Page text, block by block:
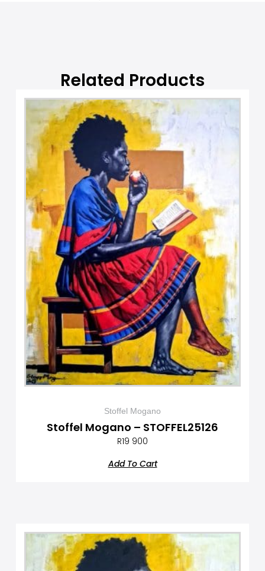
Related Products
Stoffel Mogano
Stoffel Mogano – STOFFEL25126
R19 900
Add To Cart